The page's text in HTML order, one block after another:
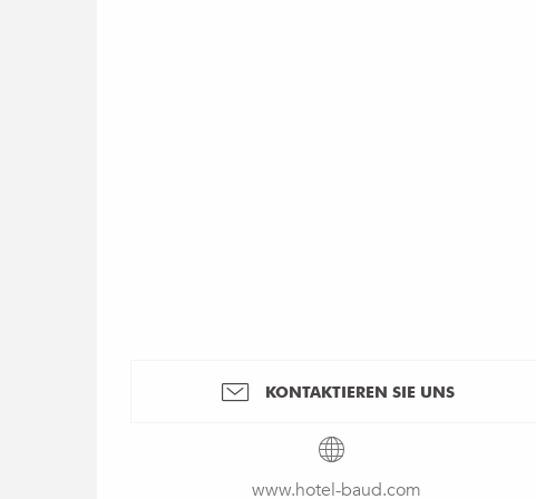
KONTAKTIEREN SIE UNS
www.hotel-baud.com